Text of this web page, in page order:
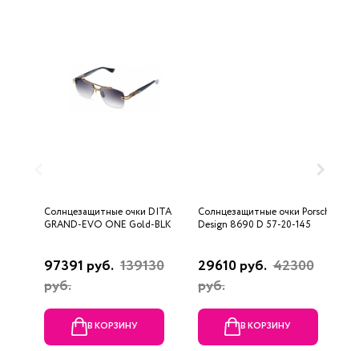
Солнцезащитные очки DITA
GRAND-EVO ONE Gold-BLK
97391 руб. 139130
руб.
В КОРЗИНУ
Солнцезащитные очки Porsche
Design 8690 D 57-20-145
29610 руб. 42300
руб.
В КОРЗИНУ